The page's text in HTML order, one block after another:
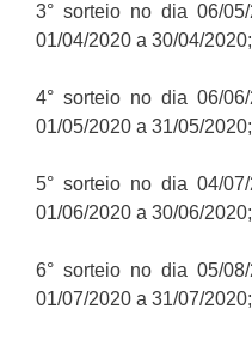
3° sorteio no dia 06/
01/04/2020 a 30/04/2020;
4° sorteio no dia 06/
01/05/2020 a 31/05/2020;
5° sorteio no dia 04/
01/06/2020 a 30/06/2020;
6° sorteio no dia 05/
01/07/2020 a 31/07/2020;